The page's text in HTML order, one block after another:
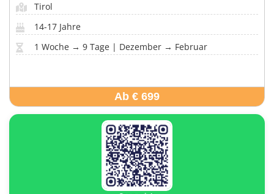
Tirol
14-17 Jahre
1 Woche → 9 Tage | Dezember → Februar
Ab € 699